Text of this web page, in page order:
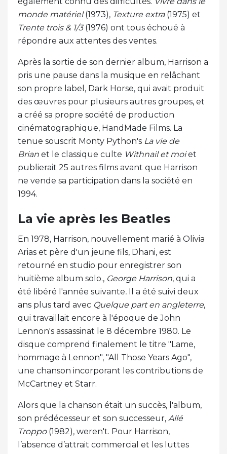
monde matériel(1973), Texture extra(1975) et
Trente trois & 1/3(1976) ont tous échoué à
répondre aux attentes des ventes.
Après la sortie de son dernier album, Harrison a
pris une pause dans la musique en relâchant
son propre label, Dark Horse, qui avait produit
des œuvres pour plusieurs autres groupes, et
a créé sa propre société de production
cinématographique, HandMade Films. La
tenue souscrit Monty Python's La vie de
Brian et le classique culte Withnail et moiet
publierait 25 autres films avant que Harrison
ne vende sa participation dans la société en
1994.
La vie après les Beatles
En 1978, Harrison, nouvellement marié à Olivia
Arias et père d'un jeune fils, Dhani, est
retourné en studio pour enregistrer son
huitième album solo., George Harrison, qui a
été libéré l'année suivante. Il a été suivi deux
ans plus tard avec Quelque part en angleterre,
qui travaillait encore à l'époque de John
Lennon's assassinat le 8 décembre 1980. Le
disque comprend finalement le titre "Lame,
hommage à Lennon", "All Those Years Ago",
une chanson incorporant les contributions de
McCartney et Starr.
Alors que la chanson était un succès, l'album,
son prédécesseur et son successeur, Allé
Troppo(1982), weren't. Pour Harrison,
l’absence d’attrait commercial et les luttes